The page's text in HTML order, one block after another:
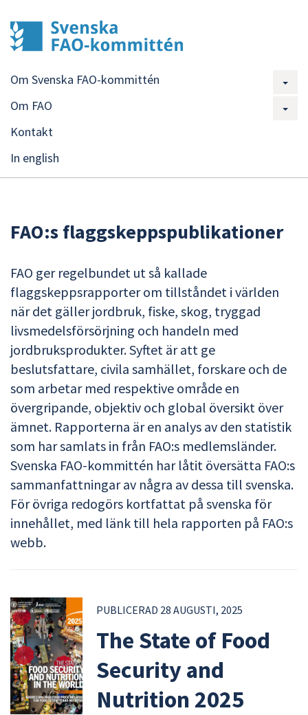
Om Svenska FAO-kommittén
Om FAO
Kontakt
In english
FAO:s flaggskeppspublikationer
FAO ger regelbundet ut så kallade
flaggskeppsrapporter om tillståndet i världen
när det gäller jordbruk, fiske, skog, tryggad
livsmedelsförsörjning och handeln med
jordbruksprodukter. Syftet är att ge
beslutsfattare, civila samhället, forskare och de
som arbetar med respektive område en
övergripande, objektiv och global översikt över
ämnet. Rapporterna är en analys av den statistik
som har samlats in från FAO:s medlemsländer.
Svenska FAO-kommittén har låtit översätta FAO:s
sammanfattningar av några av dessa till svenska.
För övriga redogörs kortfattat på svenska för
innehållet, med länk till hela rapporten på FAO:s
webb.
PUBLICERAD 28 AUGUSTI, 2025
The State of Food
Security and
Nutrition 2025